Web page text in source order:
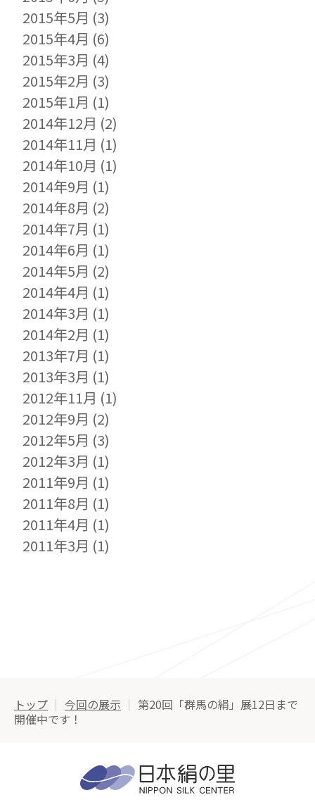
トップ 今回の展示
第20回「群馬の絹」展12日まで
開催中です！
2015年5月 (3)
2015年4月 (6)
2015年3月 (4)
2015年2月 (3)
2015年1月 (1)
2014年12月 (2)
2014年11月 (1)
2014年10月 (1)
2014年9月 (1)
2014年8月 (2)
2014年7月 (1)
2014年6月 (1)
2014年5月 (2)
2014年4月 (1)
2014年3月 (1)
2014年2月 (1)
2013年7月 (1)
2013年3月 (1)
2012年11月 (1)
2012年9月 (2)
2012年5月 (3)
2012年3月 (1)
2011年9月 (1)
2011年8月 (1)
2011年4月 (1)
2011年3月 (1)